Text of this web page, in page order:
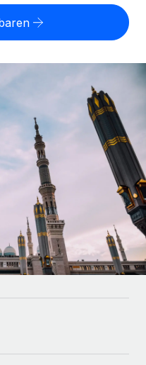
von
Aufgaben
bestehende Abläufe
für dein Team
für wachsende
um Teams zu
Großunternehmen
HR-Funktionen in deine
und
Freelancer:innen